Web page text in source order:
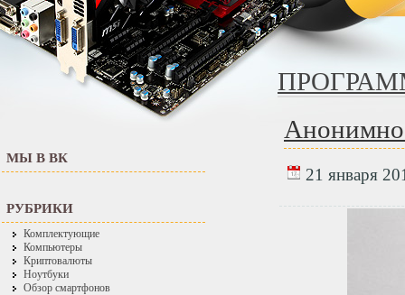
МЫ В ВК
РУБРИКИ
Комплектующие
Компьютеры
Криптовалюты
Ноутбуки
Обзор смартфонов
21 января